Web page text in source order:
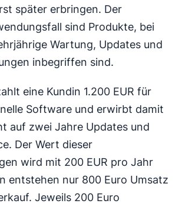
später erbringen. Der
sind Produkte, bei
Wartung, Updates und
inbegriffen sind.
eine Kundin 1.200 EUR für
Software und erwirbt damit
auf zwei Jahre Updates und
Der Wert dieser
wird mit 200 EUR pro Jahr
entstehen nur 800 Euro Umsatz
Jeweils 200 Euro